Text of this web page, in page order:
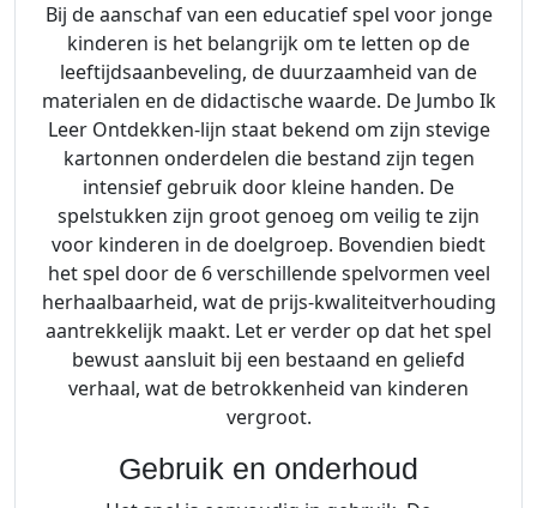
Bij de aanschaf van een educatief spel voor jonge
kinderen is het belangrijk om te letten op de
leeftijdsaanbeveling, de duurzaamheid van de
materialen en de didactische waarde. De Jumbo Ik
Leer Ontdekken-lijn staat bekend om zijn stevige
kartonnen onderdelen die bestand zijn tegen
intensief gebruik door kleine handen. De
spelstukken zijn groot genoeg om veilig te zijn
voor kinderen in de doelgroep. Bovendien biedt
het spel door de 6 verschillende spelvormen veel
herhaalbaarheid, wat de prijs-kwaliteitverhouding
aantrekkelijk maakt. Let er verder op dat het spel
bewust aansluit bij een bestaand en geliefd
verhaal, wat de betrokkenheid van kinderen
vergroot.
Gebruik en onderhoud